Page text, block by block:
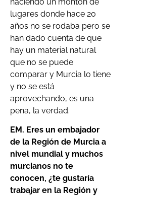
lugares donde hace 20
años no se rodaba pero se
han dado cuenta de que
hay un material natural
que no se puede
comparar y Murcia lo tiene
y no se está
aprovechando, es una
pena, la verdad.
EM. Eres un embajador
de la Región de Murcia a
nivel mundial y muchos
murcianos no te
conocen, ¿te gustaría
trabajar en la Región y